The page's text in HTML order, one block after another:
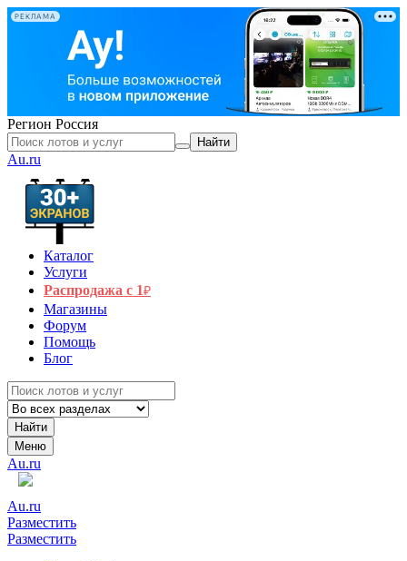
РЕКЛАМА
Регион Россия
Найти
Au.ru
Каталог
Услуги
Распродажа с 1₽
Магазины
Форум
Помощь
Блог
Найти
Меню
Au.ru
Au.ru
Разместить
Разместить